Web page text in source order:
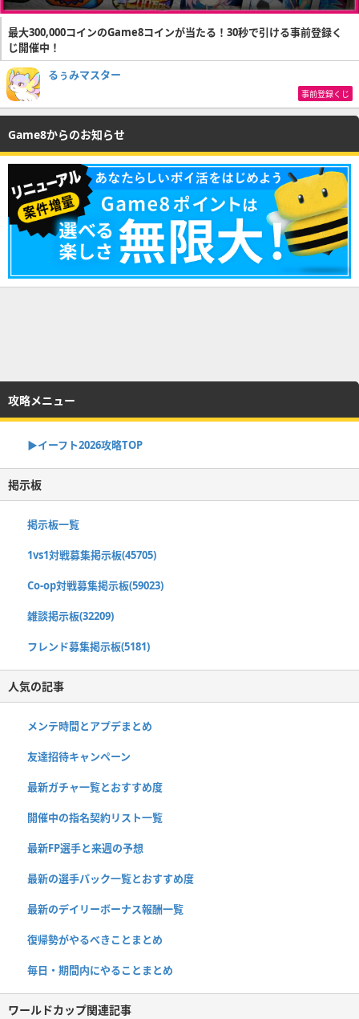
最大300,000コインのGame8コインが当たる！30秒で引ける事前登録く
じ開催中！
るぅみマスター
事前登録くじ
Game8からのお知らせ
攻略メニュー
▶イーフト2026攻略TOP
掲示板
掲示板一覧
1vs1対戦募集掲示板(45705)
Co-op対戦募集掲示板(59023)
雑談掲示板(32209)
フレンド募集掲示板(5181)
人気の記事
メンテ時間とアプデまとめ
友達招待キャンペーン
最新ガチャ一覧とおすすめ度
開催中の指名契約リスト一覧
最新FP選手と来週の予想
最新の選手パック一覧とおすすめ度
最新のデイリーボーナス報酬一覧
復帰勢がやるべきことまとめ
毎日・期間内にやることまとめ
ワールドカップ関連記事